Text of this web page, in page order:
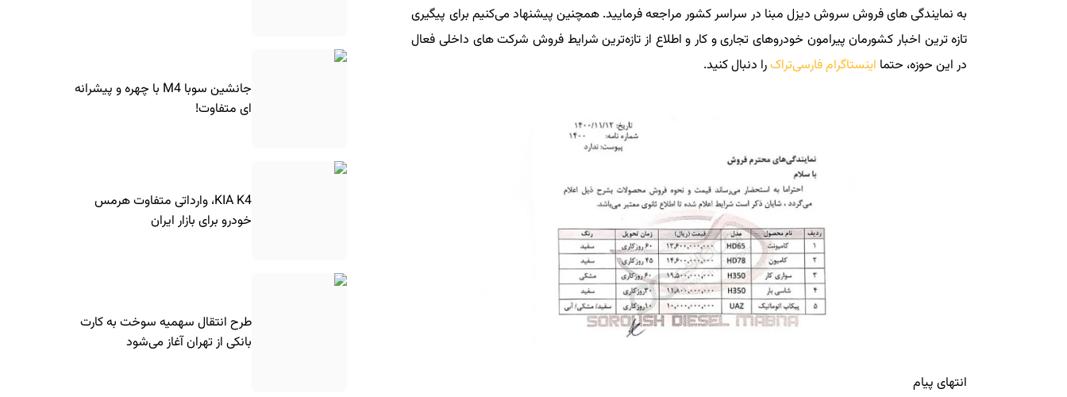
به نمایندگی های فروش سروش دیزل مبنا در سراسر کشور مراجعه فرمایید. همچنین پیشنهاد می‌کنیم برای پیگیری
تازه ترین اخبار کشورمان پیرامون خودروهای تجاری و کار و اطلاع از تازه‌ترین شرایط فروش شرکت های داخلی فعال
در این حوزه، حتما اینستاگرام فارسی‌تراکرا دنبال کنید.
انتهای پیام
جانشین سوبا M4 با چهره و پیشرانه
ای متفاوت!
KIA K4، وارداتی متفاوت هرمس
خودرو برای بازار ایران
طرح انتقال سهمیه سوخت به کارت
بانکی از تهران آغاز می‌شود